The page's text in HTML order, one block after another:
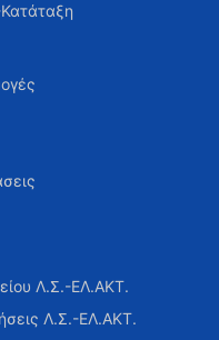
Λ.Σ.-ΕΛ.ΑΚΤ.
Λ.Σ.-ΕΛ.ΑΚΤ.